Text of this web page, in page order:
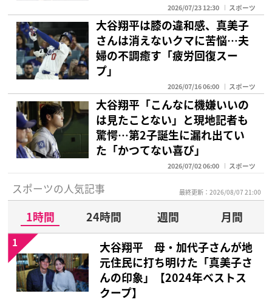
2026/07/23 12:30 スポーツ
大谷翔平は膝の違和感、真美子
さんは消えないクマに苦悩…夫
婦の不調癒す「疲労回復スー
プ」
2026/07/16 06:00 スポーツ
大谷翔平「こんなに機嫌いいの
は見たことない」と現地記者も
驚愕…第2子誕生に漏れ出てい
た「かつてない喜び」
2026/07/02 06:00 スポーツ
スポーツの人気記事 最終更新：2026/08/07 21:00
1時間 24時間 週間
月間
大谷翔平 母・加代子さんが地
元住民に打ち明けた「真美子さ
んの印象」【2024年ベストス
クープ】
1